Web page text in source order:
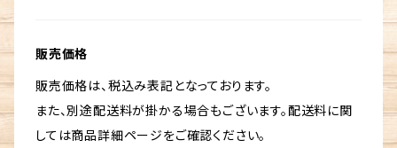
販売価格
販売価格は、税込み表記となっております。
また、別途配送料が掛かる場合もございます。配送料に関
しては商品詳細ページをご確認ください。